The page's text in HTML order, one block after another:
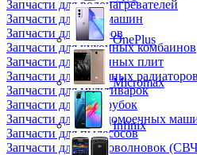
Запчасти для водонагревателей
Запчасти для кофемашин
Запчасти для кулеров
Запчасти для кухонных комбаинов
Запчасти для кухонных плит
Запчасти для масляных радиаторов
Запчасти для мультиварок
Запчасти для мясорубок
Запчасти для посудомоечных
Запчасти для пылесосов
Запчасти для микроволновок
OnePlus
Micromax
Infinix